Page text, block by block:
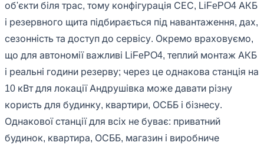
об'єкти біля трас, тому конфігурація СЕС, LiFePO4 АКБ
і резервного щита підбирається під навантаження, дах,
сезонність та доступ до сервісу. Окремо враховуємо,
що для автономії важливі LiFePO4, теплий монтаж АКБ
і реальні години резерву; через це однакова станція на
10 кВт для локації Андрушівка може давати різну
користь для будинку, квартири, ОСББ і бізнесу.
Однакової станції для всіх не буває: приватний
будинок, квартира, ОСББ, магазин і виробниче